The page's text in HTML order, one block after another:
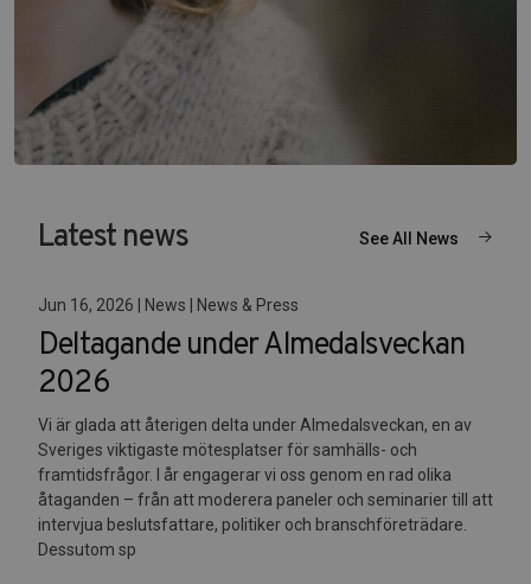
Latest news See All News
Jun 16, 2026 | News | News & Press
Deltagande under Almedalsveckan
2026
Vi är glada att återigen delta under Almedalsveckan, en av
Sveriges viktigaste mötesplatser för samhälls- och
framtidsfrågor. I år engagerar vi oss genom en rad olika
åtaganden – från att moderera paneler och seminarier till att
intervjua beslutsfattare, politiker och branschföreträdare.
Dessutom sp